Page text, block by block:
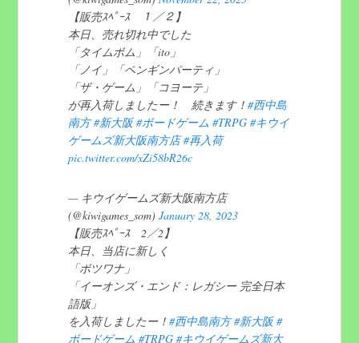
【販売ｽﾍﾟｰｽ １／２】
本日、売れ切れ中でした
「タイムボム」「ito」
「ノイ」「ペンギンパーティ」
「ザ・ゲーム」「コヨーテ」
が再入荷しましたー！ 続きます！#西中島
南方 #新大阪 #ボードゲーム #TRPG #キウイ
ゲームズ新大阪南方店 #再入荷
pic.twitter.com/xZi58bR26c
— キウイゲームズ新大阪南方店
(@kiwigames_som)January 28, 2023
【販売ｽﾍﾟｰｽ 2／2】
本日、当店に新しく
「ボツワナ」
「イーオンズ・エンド：レガシー 完全日本
語版」
を入荷しましたー！#西中島南方 #新大阪 #
ボードゲーム #TRPG #キウイゲームズ新大